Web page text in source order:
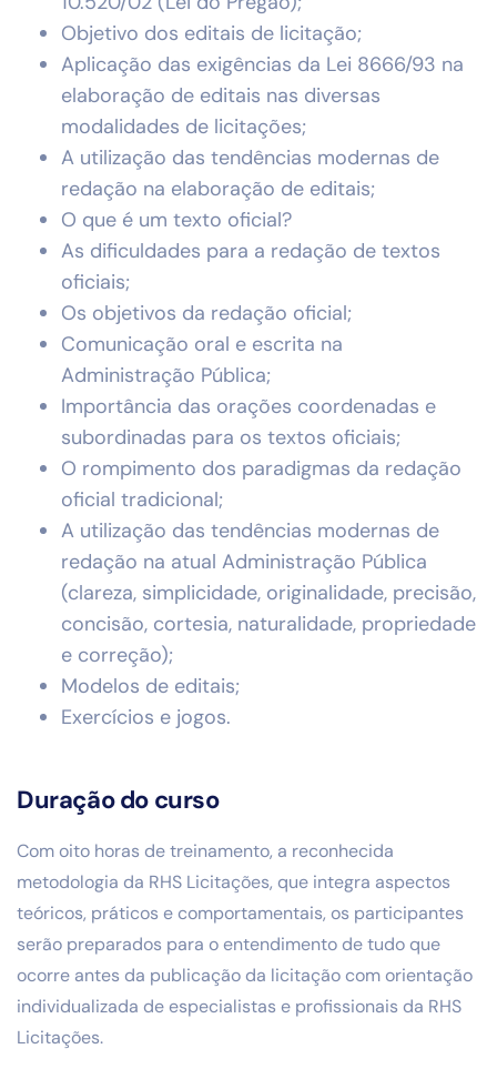
Objetivo dos editais de licitação;
Aplicação das exigências da Lei 8666/93 na
elaboração de editais nas diversas
modalidades de licitações;
A utilização das tendências modernas de
redação na elaboração de editais;
O que é um texto oficial?
As dificuldades para a redação de textos
oficiais;
Os objetivos da redação oficial;
Comunicação oral e escrita na
Administração Pública;
Importância das orações coordenadas e
subordinadas para os textos oficiais;
O rompimento dos paradigmas da redação
oficial tradicional;
A utilização das tendências modernas de
redação na atual Administração Pública
(clareza, simplicidade, originalidade, precisão,
concisão, cortesia, naturalidade, propriedade
e correção);
Modelos de editais;
Exercícios e jogos.
Duraçãodo curso
Com oito horas de treinamento, a reconhecida
metodologia da RHS Licitações, que integra aspectos
teóricos, práticos e comportamentais, os participantes
serão preparados para o entendimento de tudo que
ocorre antes da publicação da licitação com orientação
individualizada de especialistas e profissionais da RHS
Licitações.